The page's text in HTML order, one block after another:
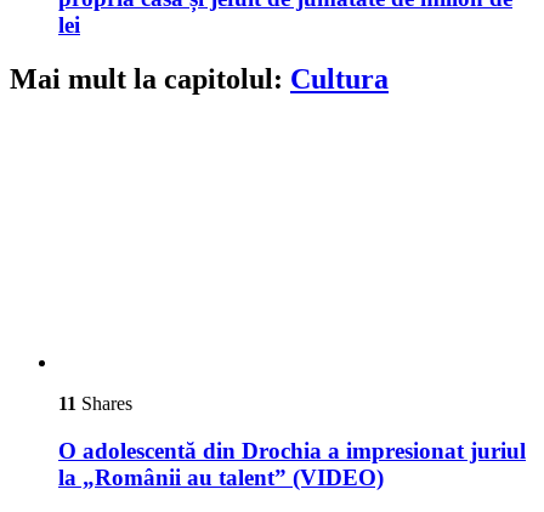
lei
Mai mult la capitolul: Cultura
11 Shares
O adolescentă din Drochia a impresionat juriul
la „Românii au talent” (VIDEO)